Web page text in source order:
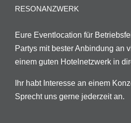
RESONANZWERK
Eure Eventlocation für
Partys mit bester Anbindung an
einem guten Hotelnetzwerk in
Ihr habt Interesse an einem
Sprecht uns gerne jederzeit an.